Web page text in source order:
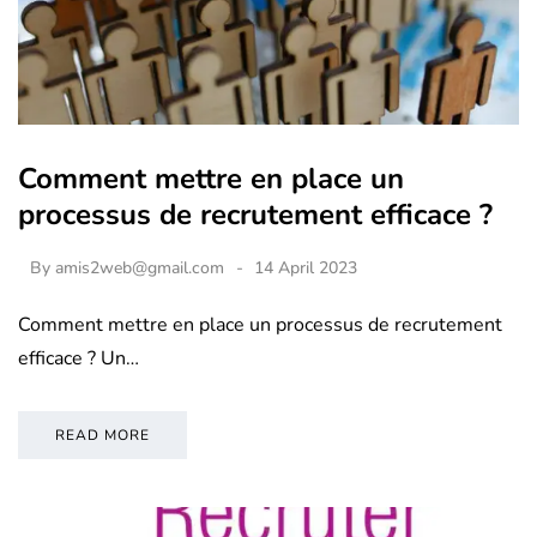
Comment mettre en place un
processus de recrutement efficace ?
By amis2web@gmail.com 14 April 2023
Comment mettre en place un processus de recrutement
efficace ? Un…
READ MORE